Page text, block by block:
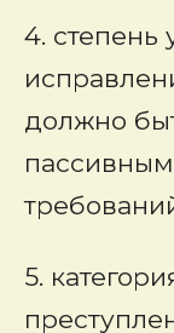
4. степень
должно
5.